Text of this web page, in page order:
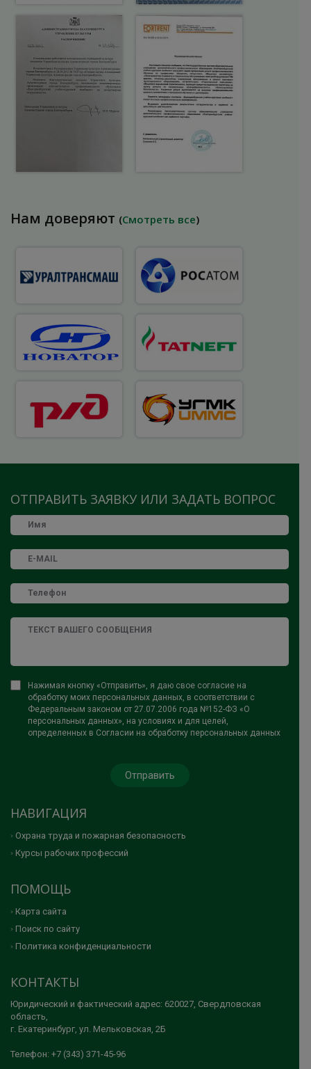
Нам доверяют (Смотреть все)
ОТПРАВИТЬ ЗАЯВКУ ИЛИ ЗАДАТЬ ВОПРОС
Нажимая кнопку «Отправить», я даю свое согласие на
обработку моих персональных данных, в соответствии с
Федеральным законом от 27.07.2006 года №152-ФЗ «О
персональных данных», на условиях и для целей,
определенных в Согласии на обработку персональных данных
НАВИГАЦИЯ
Охрана труда и пожарная безопасность
Курсы рабочих профессий
ПОМОЩЬ
Карта сайта
Поиск по сайту
Политика конфиденциальности
КОНТАКТЫ
Юридический и фактический адрес: 620027, Свердловская
область,
г. Екатеринбург, ул. Мельковская, 2Б
Телефон: +7 (343) 371-45-96